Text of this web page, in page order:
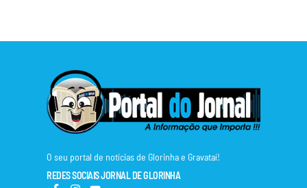
O seu portal de notícias de Glorinha e Gravataí!
REDES SOCIAIS JORNAL DE GLORINHA